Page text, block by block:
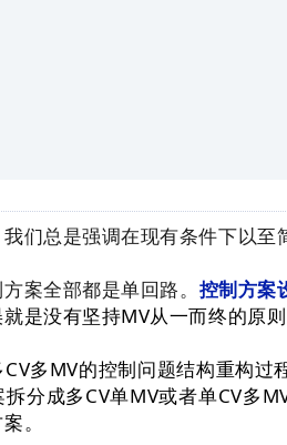
们总是强调在现有条件下以
案全部都是单回路。 控制方案
是没有坚持MV从一而终的原
多MV的控制问题结构重构
分成多CV单MV或者单CV多
。